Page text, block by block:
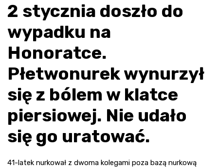
2 stycznia doszło do
wypadku na
Honoratce.
Płetwonurek wynurzył
się z bólem w klatce
piersiowej. Nie udało
się go uratować.
41-latek nurkował z dwoma kolegami poza bazą nurkową